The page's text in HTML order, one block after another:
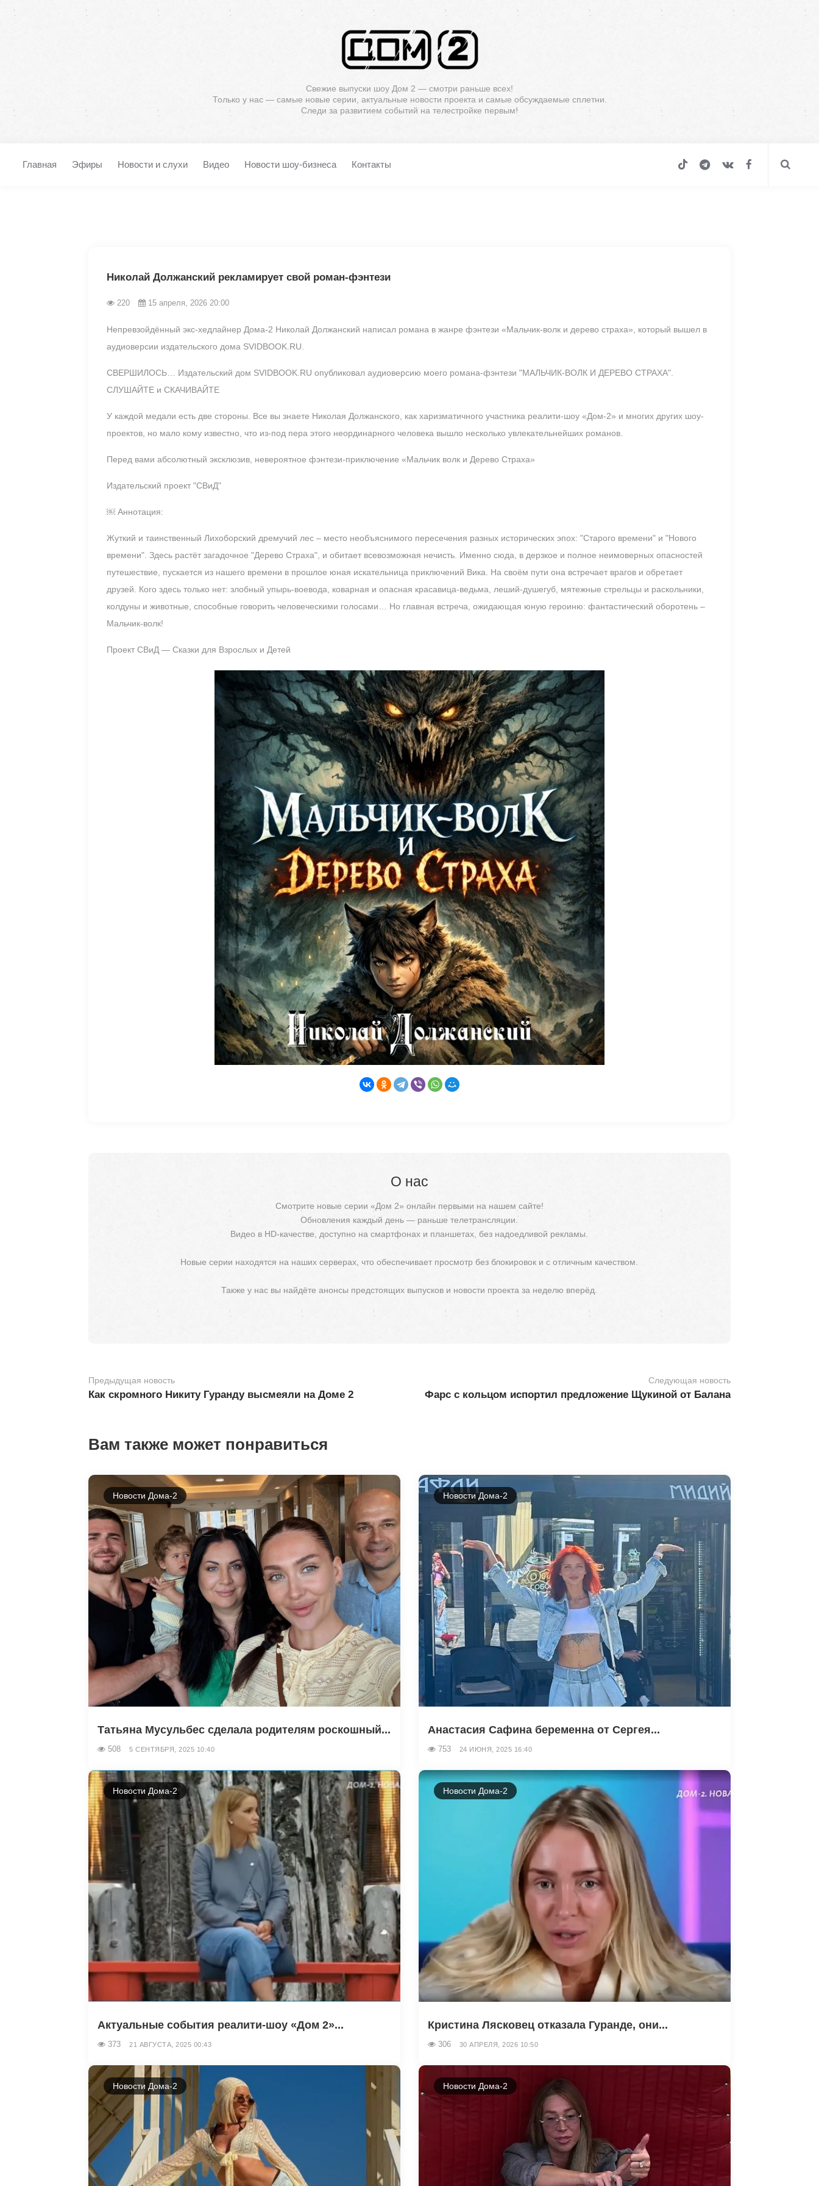
Свежие выпуски шоу Дом 2 — смотри раньше всех!
Только у нас — самые новые серии, актуальные новости проекта и самые обсуждаемые сплетни.
Следи за развитием событий на телестройке первым!
Главная Эфиры Новости и слухи Видео Новости шоу-бизнеса Контакты
Николай Должанский рекламирует свой роман-фэнтези
220 15 апреля, 2026 20:00
Непревзойдённый экс-хедлайнер Дома-2 Николай Должанский написал романа в жанре фэнтези «Мальчик-волк и дерево страха», который вышел в
аудиоверсии издательского дома SVIDBOOK.RU.
СВЕРШИЛОСЬ… Издательский дом SVIDBOOK.RU опубликовал аудиоверсию моего романа-фэнтези "МАЛЬЧИК-ВОЛК И ДЕРЕВО СТРАХА".
СЛУШАЙТЕ и СКАЧИВАЙТЕ
У каждой медали есть две стороны. Все вы знаете Николая Должанского, как харизматичного участника реалити-шоу «Дом-2» и многих других шоу-
проектов, но мало кому известно, что из-под пера этого неординарного человека вышло несколько увлекательнейших романов.
Перед вами абсолютный эксклюзив, невероятное фэнтези-приключение «Мальчик волк и Дерево Страха»
Издательский проект "СВиД"
￼ Аннотация:
Жуткий и таинственный Лихоборский дремучий лес – место необъяснимого пересечения разных исторических эпох: "Старого времени" и "Нового
времени". Здесь растёт загадочное "Дерево Страха", и обитает всевозможная нечисть. Именно сюда, в дерзкое и полное неимоверных опасностей
путешествие, пускается из нашего времени в прошлое юная искательница приключений Вика. На своём пути она встречает врагов и обретает
друзей. Кого здесь только нет: злобный упырь-воевода, коварная и опасная красавица-ведьма, леший-душегуб, мятежные стрельцы и раскольники,
колдуны и животные, способные говорить человеческими голосами… Но главная встреча, ожидающая юную героиню: фантастический оборотень –
Мальчик-волк!
Проект СВиД — Сказки для Взрослых и Детей
О нас
Смотрите новые серии «Дом 2» онлайн первыми на нашем сайте!
Обновления каждый день — раньше телетрансляции.
Видео в HD-качестве, доступно на смартфонах и планшетах, без надоедливой рекламы.
Новые серии находятся на наших серверах, что обеспечивает просмотр без блокировок и с отличным качеством.
Также у нас вы найдёте анонсы предстоящих выпусков и новости проекта за неделю вперёд.
Предыдущая новость
Как скромного Никиту Гуранду высмеяли на Доме 2
Следующая новость
Фарс с кольцом испортил предложение Щукиной от Балана
Вам также может понравиться
Новости Дома-2
Татьяна Мусульбес сделала родителям роскошный...
508 5 СЕНТЯБРЯ, 2025 10:40
Новости Дома-2
Анастасия Сафина беременна от Сергея...
753 24 ИЮНЯ, 2025 16:40
Новости Дома-2
Актуальные события реалити-шоу «Дом 2»...
373 21 АВГУСТА, 2025 00:43
Новости Дома-2
Кристина Лясковец отказала Гуранде, они...
306 30 АПРЕЛЯ, 2026 10:50
Новости Дома-2 Новости Дома-2